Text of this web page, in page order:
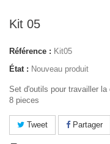
Kit 05
Référence : Kit05
État : Nouveau produit
Set d'outils pour travailler
8 pieces
Tweet Partager